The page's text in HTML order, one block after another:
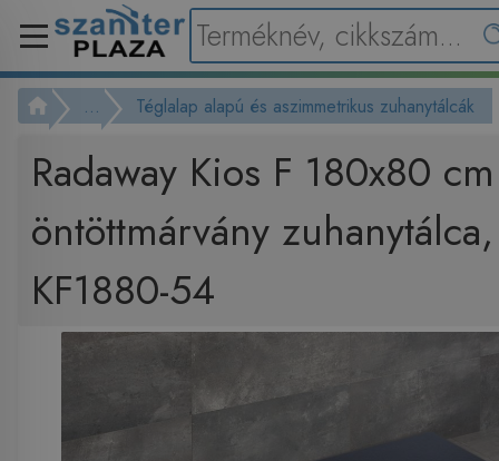
... Téglalap alapú és aszimmetrikus zuhanytálcák
Radaway Kios F 180x80
öntöttmárvány
KF1880-54